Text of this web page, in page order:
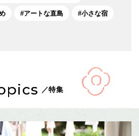
アートな直島 小さな宿
／特集